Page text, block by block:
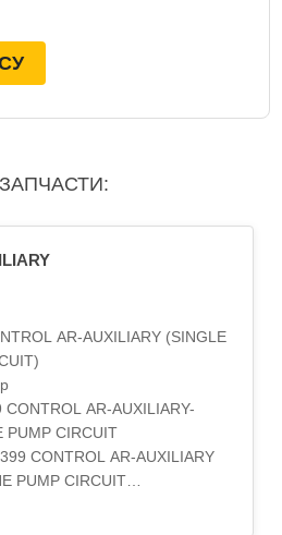
AR-AUXILIARY (SINGLE
AR-AUXILIARY-
PUMP CIRCUIT
CONTROL AR-AUXILIARY
PUMP CIRCUIT